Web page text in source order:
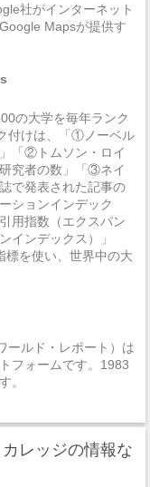
社がインターネット
Mapsが提供す
の大学を毎年ランク
付けは、「①ノーベル
「②トムソン・ロイ
究者の数」「③ネイ
で発表された記事の
ションインデック
用指数（エクスパン
インデックス）」
標を使い、世界中の大
ールド・レポート）は
フォームです。1983
。
レッジの情報な